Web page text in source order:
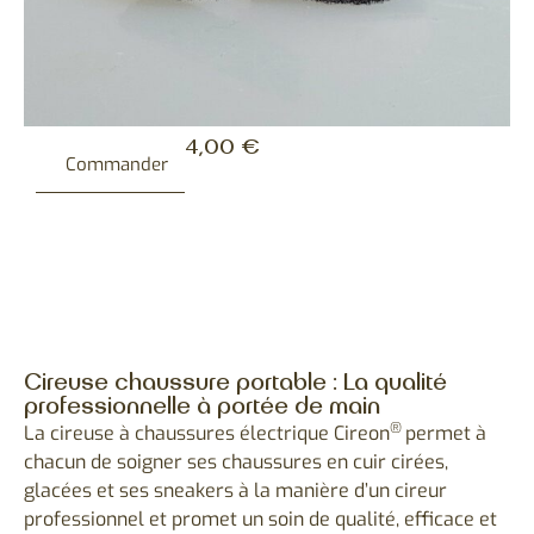
Commander
4,00 €
Cireuse chaussure portable : La qualité
professionnelle à portée de main
La cireuse à chaussures électrique Cireon® permet à
chacun de soigner ses chaussures en cuir cirées,
glacées et ses sneakers à la manière d’un cireur
professionnel et promet un soin de qualité, efficace et